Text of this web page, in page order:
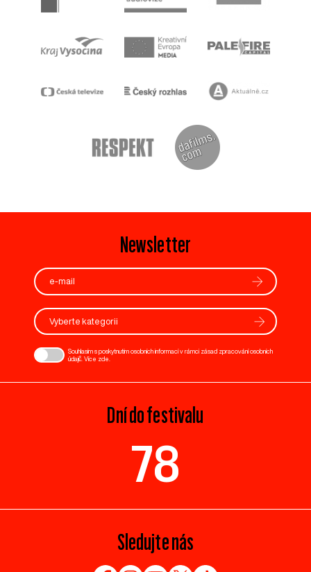
Newsletter
Vyberte kategorii
Souhlasím s poskytnutím osobních informací v rámci zásad zpracování osobních
údajů. Více zde
Dní do festivalu
78
Sledujte nás